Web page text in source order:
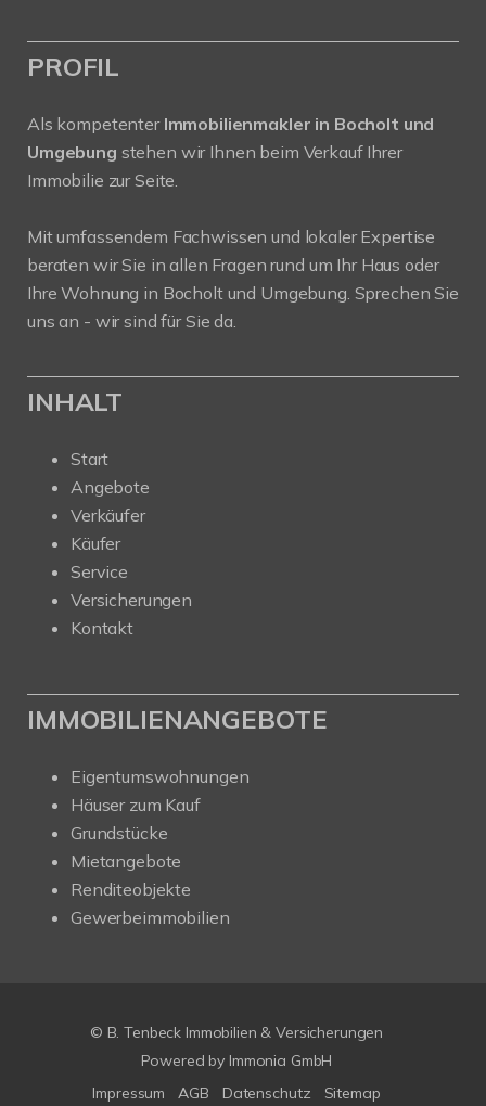
PROFIL
Als kompetenter Immobilienmakler in Bocholt und
Umgebung stehen wir Ihnen beim Verkauf Ihrer
Immobilie zur Seite.
Mit umfassendem Fachwissen und lokaler Expertise
beraten wir Sie in allen Fragen rund um Ihr Haus oder
Ihre Wohnung in Bocholt und Umgebung. Sprechen Sie
uns an - wir sind für Sie da.
INHALT
Start
Angebote
Verkäufer
Käufer
Service
Versicherungen
Kontakt
IMMOBILIENANGEBOTE
Eigentumswohnungen
Häuser zum Kauf
Grundstücke
Mietangebote
Renditeobjekte
Gewerbeimmobilien
© B. Tenbeck Immobilien & Versicherungen
Powered by Immonia GmbH
Impressum
AGB Datenschutz Sitemap